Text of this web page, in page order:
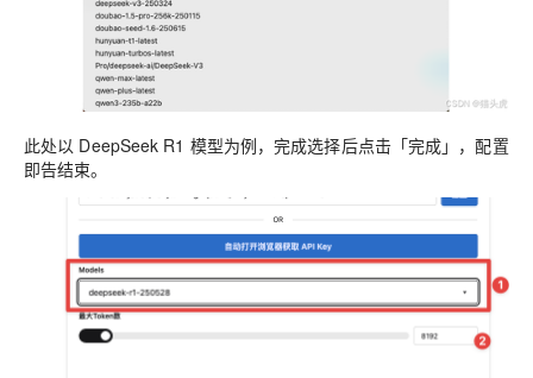
此处以 DeepSeek R1 模型为例，完成选择后点击「完成」，配置
即告结束。